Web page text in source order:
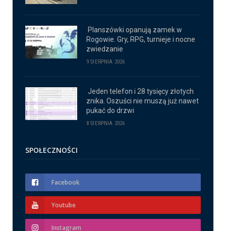
Planszówki opanują zamek w
Rogowie. Gry, RPG, turnieje i nocne
zwiedzanie
9 SIERPNIA 2026
Jeden telefon i 28 tysięcy złotych
znika. Oszuści nie muszą już nawet
pukać do drzwi
8 SIERPNIA 2026
SPOŁECZNOŚCI
Facebook
Youtube
Instagram